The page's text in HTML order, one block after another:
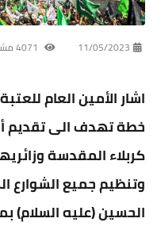
11/05/2023
اشار الأمين العام
خطة تهدف الى تقديم
كربلاء المقدسة
وتنظيم جميع الشوارع
الحسين (عليه السلام)